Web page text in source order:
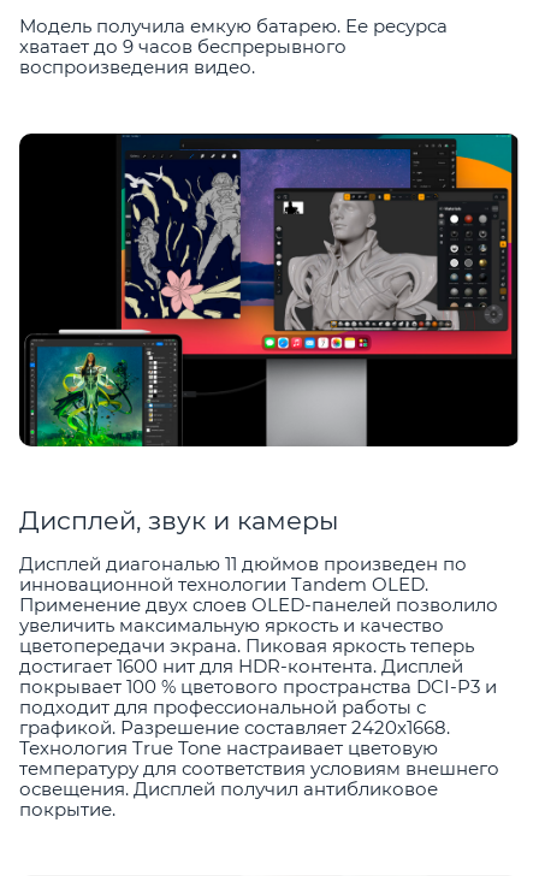
Модель получила емкую батарею. Ее ресурса
хватает до 9 часов беспрерывного
воспроизведения видео.
Дисплей, звук и камеры
Дисплей диагональю 11 дюймов произведен по
инновационной технологии Tandem OLED.
Применение двух слоев OLED-панелей позволило
увеличить максимальную яркость и качество
цветопередачи экрана. Пиковая яркость теперь
достигает 1600 нит для HDR-контента. Дисплей
покрывает 100 % цветового пространства DCI-P3 и
подходит для профессиональной работы с
графикой. Разрешение составляет 2420x1668.
Технология True Tone настраивает цветовую
температуру для соответствия условиям внешнего
освещения. Дисплей получил антибликовое
покрытие.